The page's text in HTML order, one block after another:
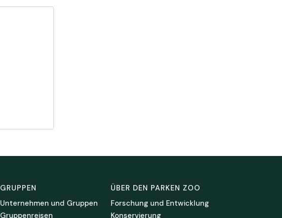
GRUPPEN
Unternehmen und Gruppen
Gruppenreisen
ÜBER DEN PARKEN ZOO
Forschung und Entwicklung
Konservierung